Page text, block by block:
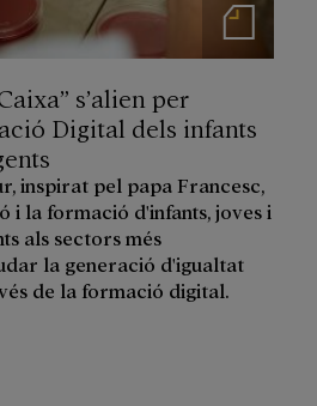
Notas de prensa
s’alien per
Digital dels infants
inspirat pel papa Francesc,
i la formació d'infants, joves i
als sectors més
la generació d'igualtat
de la formació digital.